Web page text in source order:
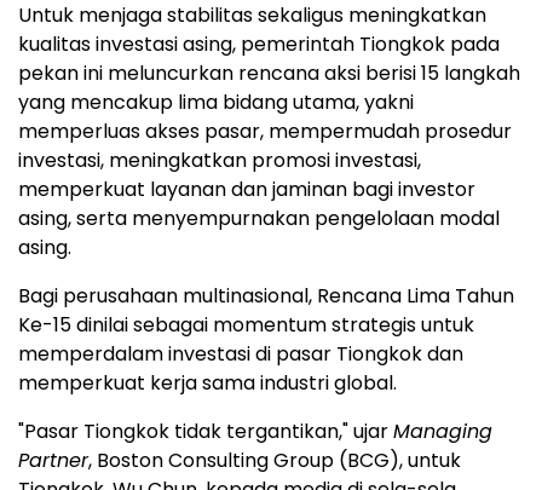
Untuk menjaga stabilitas sekaligus meningkatkan
kualitas investasi asing, pemerintah Tiongkok pada
pekan ini meluncurkan rencana aksi berisi 15 langkah
yang mencakup lima bidang utama, yakni
memperluas akses pasar, mempermudah prosedur
investasi, meningkatkan promosi investasi,
memperkuat layanan dan jaminan bagi investor
asing, serta menyempurnakan pengelolaan modal
asing.
Bagi perusahaan multinasional, Rencana Lima Tahun
Ke-15 dinilai sebagai momentum strategis untuk
memperdalam investasi di pasar Tiongkok dan
memperkuat kerja sama industri global.
"Pasar Tiongkok tidak tergantikan," ujarManaging
Partner, Boston Consulting Group (BCG), untuk